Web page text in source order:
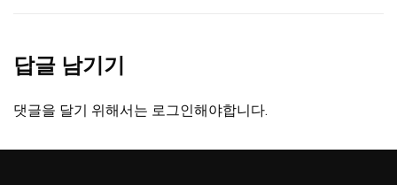
답글 남기기
댓글을 달기 위해서는 로그인해야합니다.